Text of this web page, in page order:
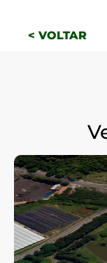
< VOLTAR